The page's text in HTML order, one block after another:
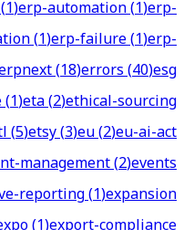
1)erp-automation(1)erp-
(1)erp-failure(1)erp-
(18)errors(40)esg
(1)eta(2)ethical-sourcing
(5)etsy(3)eu(2)eu-ai-act
management(2)events
reporting(1)expansion